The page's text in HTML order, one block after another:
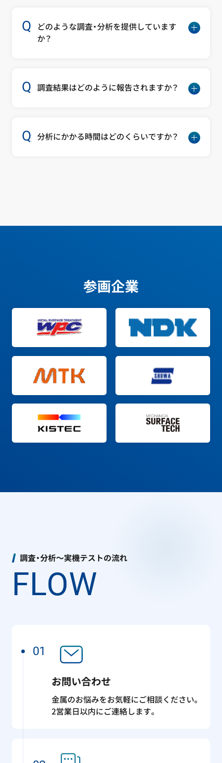
どのような調査・分析を提供しています
か？
調査結果はどのように報告されますか？
分析にかかる時間はどのくらいですか？
参画企業
調査・分析～実機テストの流れ
FLOW
01
お問い合わせ
金属のお悩みをお気軽にご相談ください。
2営業日以内にご連絡します。